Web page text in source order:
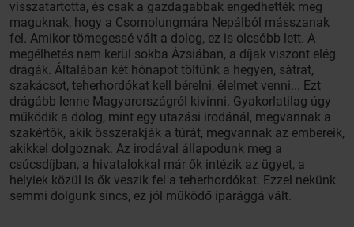
visszatartotta, és csak a gazdagabbak engedhették meg
maguknak, hogy a Csomolungmára Nepálból másszanak
fel. Amikor tömegessé vált a dolog, ez is olcsóbb lett. A
megélhetés nem kerül sokba Ázsiában, a díjak viszont elég
drágák. Általában két hónapot töltünk a hegyen, sátrat,
szakácsot, teherhordókat kell bérelni, élelmet venni... Ezt
drágább lenne Magyarországról kivinni. Gyakorlatilag úgy
működik a dolog, mint egy utazási irodánál, megvannak a
szakértők, akik összerakják a túrát, megvannak az embereik,
akikkel dolgoznak. Az irodával állapodunk meg a
csúcsdíjban, a hivatalokkal már ők intézik az ügyet, a
helyiek közül is ők veszik fel a teherhordókat. Ezzel nekünk
semmi dolgunk sincs, ez jól működő iparággá vált.